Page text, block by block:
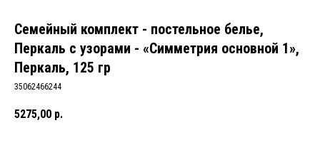
Семейный комплект - постельное белье,
Перкаль с узорами - «Симметрия основной 1»,
Перкаль, 125 гр
35062466244
5275,00 р.